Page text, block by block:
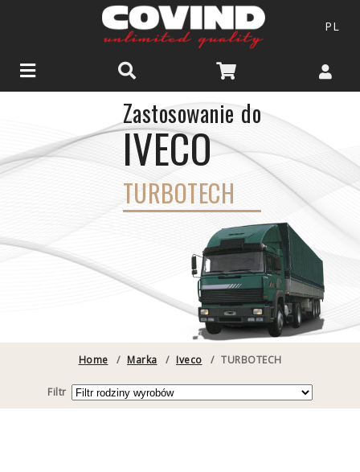
PL
Zastosowanie do
IVECO
TURBOTECH
Home / Marka / Iveco / TURBOTECH
Filtr